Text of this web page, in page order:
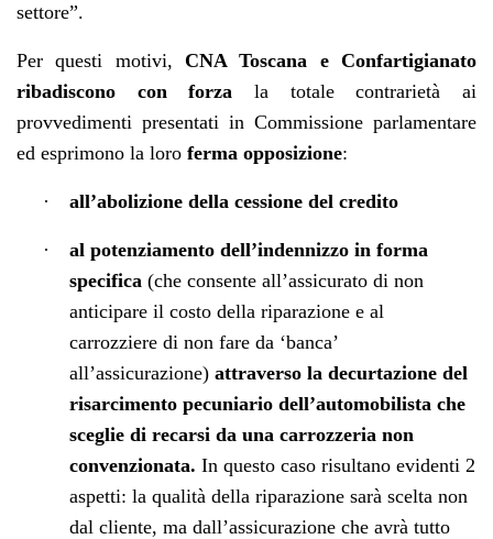
settore”.
Per questi motivi, CNA Toscana e Confartigianato
ribadiscono con forza la totale contrarietà ai
provvedimenti presentati in Commissione parlamentare
ed esprimono la loro ferma opposizione:
· all’abolizione della cessione del credito
·
al potenziamento dell’indennizzo in forma
specifica (che consente all’assicurato di non
anticipare il costo della riparazione e al
carrozziere di non fare da ‘banca’
all’assicurazione) attraverso la decurtazione del
risarcimento pecuniario dell’automobilista che
sceglie di recarsi da una carrozzeria non
convenzionata. In questo caso risultano evidenti 2
aspetti: la qualità della riparazione sarà scelta non
dal cliente, ma dall’assicurazione che avrà tutto